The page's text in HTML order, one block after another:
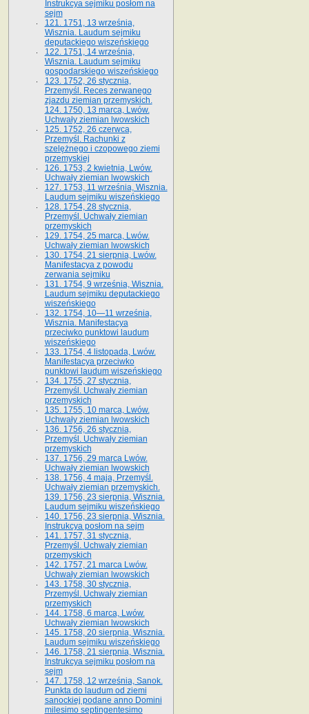
Instrukcya sejmiku posłom na
sejm
121. 1751, 13 września,
Wisznia. Laudum sejmiku
deputackiego wiszeńskiego
122. 1751, 14 września,
Wisznia. Laudum sejmiku
gospodarskiego wiszeńskiego
123. 1752, 26 stycznia,
Przemyśl. Reces zerwanego
zjazdu ziemian przemyskich.
124. 1750, 13 marca, Lwów.
Uchwały ziemian lwowskich
125. 1752, 26 czerwca,
Przemyśl. Rachunki z
szelężnego i czopowego ziemi
przemyskiej
126. 1753, 2 kwietnia, Lwów.
Uchwały ziemian lwowskich
127. 1753, 11 września, Wisznia.
Laudum sejmiku wiszeńskiego
128. 1754, 28 stycznia,
Przemyśl. Uchwały ziemian
przemyskich
129. 1754, 25 marca, Lwów.
Uchwały ziemian lwowskich
130. 1754, 21 sierpnia, Lwów.
Manifestacya z powodu
zerwania sejmiku
131. 1754, 9 września, Wisznia.
Laudum sejmiku deputackiego
wiszeńskiego
132. 1754, 10—11 września,
Wisznia. Manifestacya
przeciwko punktowi laudum
wiszeńskiego
133. 1754, 4 listopada, Lwów.
Manifestacya przeciwko
punktowi laudum wiszeńskiego
134. 1755, 27 stycznia,
Przemyśl. Uchwały ziemian
przemyskich
135. 1755, 10 marca, Lwów.
Uchwały ziemian lwowskich
136. 1756, 26 stycznia,
Przemyśl. Uchwały ziemian
przemyskich
137. 1756, 29 marca Lwów.
Uchwały ziemian lwowskich
138. 1756, 4 maja, Przemyśl.
Uchwały ziemian przemyskich.
139. 1756, 23 sierpnia, Wisznia.
Laudum sejmiku wiszeńskiego
140. 1756, 23 sierpnia, Wisznia.
Instrukcya posłom na sejm
141. 1757, 31 stycznia,
Przemyśl. Uchwały ziemian
przemyskich
142. 1757, 21 marca Lwów.
Uchwały ziemian lwowskich
143. 1758, 30 stycznia,
Przemyśl. Uchwały ziemian
przemyskich
144. 1758, 6 marca, Lwów.
Uchwały ziemian lwowskich
145. 1758, 20 sierpnia, Wisznia.
Laudum sejmiku wiszeńskiego
146. 1758, 21 sierpnia, Wisznia.
Instrukcya sejmiku posłom na
sejm
147. 1758, 12 września, Sanok.
Punkta do laudum od ziemi
sanockiej podane anno Domini
milesimo septingentesimo